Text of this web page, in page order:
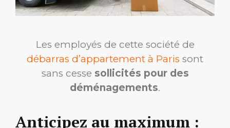
Les employés de cette société de
débarras d’appartement à Paris sont
sans cesse sollicités pour des
déménagements.
Anticipez au maximum :